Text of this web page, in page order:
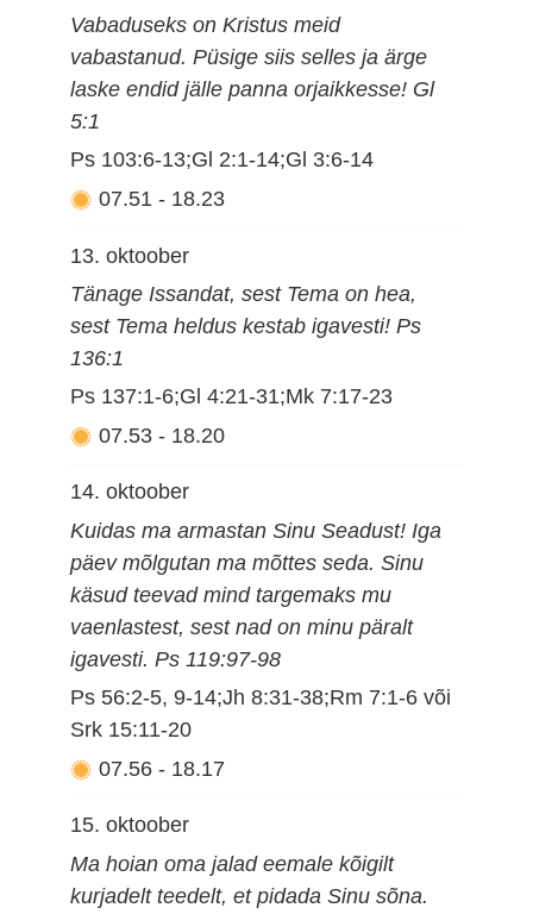
Vabaduseks on Kristus meid
vabastanud. Püsige siis selles ja ärge
laske endid jälle panna orjaikkesse! Gl
5:1
Ps 103:6-13;Gl 2:1-14;Gl 3:6-14
07.51 - 18.23
13. oktoober
Tänage Issandat, sest Tema on hea,
sest Tema heldus kestab igavesti! Ps
136:1
Ps 137:1-6;Gl 4:21-31;Mk 7:17-23
07.53 - 18.20
14. oktoober
Kuidas ma armastan Sinu Seadust! Iga
päev mõlgutan ma mõttes seda. Sinu
käsud teevad mind targemaks mu
vaenlastest, sest nad on minu päralt
igavesti. Ps 119:97-98
Ps 56:2-5, 9-14;Jh 8:31-38;Rm 7:1-6 või
Srk 15:11-20
07.56 - 18.17
15. oktoober
Ma hoian oma jalad eemale kõigilt
kurjadelt teedelt, et pidada Sinu sõna.